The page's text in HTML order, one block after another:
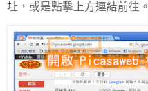
址，或是點擊上方連結前往。